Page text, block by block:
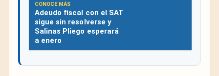
CONOCE MÁS
Adeudo fiscal con el SAT
sigue sin resolverse y
Salinas Pliego esperará
a enero